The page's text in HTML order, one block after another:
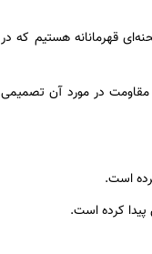
قهرمانانه هستیم که در
مقاومت در مورد آن تصمیمی
است.
کرده است.